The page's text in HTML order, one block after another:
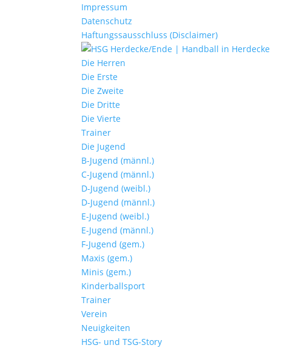
Impressum
Datenschutz
Haftungssausschluss (Disclaimer)
Die Herren
Die Erste
Die Zweite
Die Dritte
Die Vierte
Trainer
Die Jugend
B-Jugend (männl.)
C-Jugend (männl.)
D-Jugend (weibl.)
D-Jugend (männl.)
E-Jugend (weibl.)
E-Jugend (männl.)
F-Jugend (gem.)
Maxis (gem.)
Minis (gem.)
Kinderballsport
Trainer
Verein
Neuigkeiten
HSG- und TSG-Story